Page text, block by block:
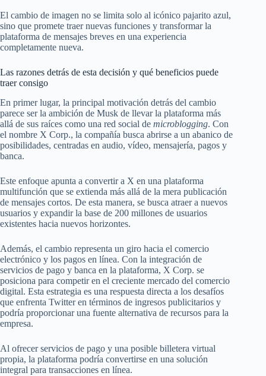
El cambio de imagen no se limita solo al icónico pajarito azul,
sino que promete traer nuevas funciones y transformar la
plataforma de mensajes breves en una experiencia
completamente nueva.
Las razones detrás de esta decisión y qué beneficios puede
traer consigo
En primer lugar, la principal motivación detrás del cambio
parece ser la ambición de Musk de llevar la plataforma más
allá de sus raíces como una red social de microblogging. Con
el nombre X Corp., la compañía busca abrirse a un abanico de
posibilidades, centradas en audio, vídeo, mensajería, pagos y
banca.
Este enfoque apunta a convertir a X en una plataforma
multifunción que se extienda más allá de la mera publicación
de mensajes cortos. De esta manera, se busca atraer a nuevos
usuarios y expandir la base de 200 millones de usuarios
existentes hacia nuevos horizontes.
Además, el cambio representa un giro hacia el comercio
electrónico y los pagos en línea. Con la integración de
servicios de pago y banca en la plataforma, X Corp. se
posiciona para competir en el creciente mercado del comercio
digital. Esta estrategia es una respuesta directa a los desafíos
que enfrenta Twitter en términos de ingresos publicitarios y
podría proporcionar una fuente alternativa de recursos para la
empresa.
Al ofrecer servicios de pago y una posible billetera virtual
propia, la plataforma podría convertirse en una solución
integral para transacciones en línea.